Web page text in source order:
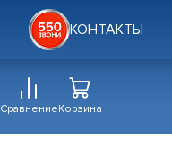
КОНТАКТЫ
СравнениеКорзина